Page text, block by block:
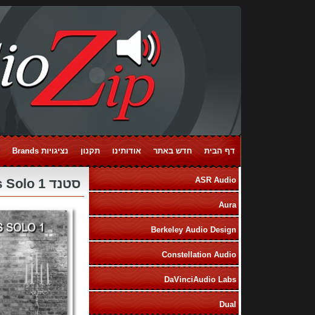
דף הבית חדש באתר אודותינו תקנון נציגויות Brands
ASR Audio
Aura
Berkeley Audio Design
Constellation Audio
DaVinciAudio Labs
Dual
סטנד Solid-Tech Radius Solo 1